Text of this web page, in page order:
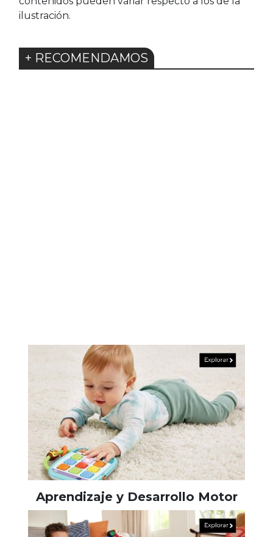
ilustración.
+ RECOMENDAMOS
Aprendizaje y Desarrollo Motor